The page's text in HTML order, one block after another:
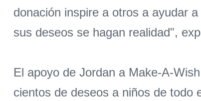
donación inspire a otros a ayudar
sus deseos se hagan realidad",
El apoyo de Jordan a Make-A-
cientos de deseos a niños de todo